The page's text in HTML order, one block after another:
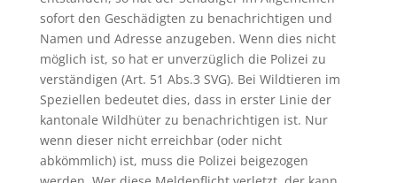
sofort den Geschädigten zu benachrichtigen und
Namen und Adresse anzugeben. Wenn dies nicht
möglich ist, so hat er unverzüglich die Polizei zu
verständigen (Art. 51 Abs.3 SVG). Bei Wildtieren im
Speziellen bedeutet dies, dass in erster Linie der
kantonale Wildhüter zu benachrichtigen ist. Nur
wenn dieser nicht erreichbar (oder nicht
abkömmlich) ist, muss die Polizei beigezogen